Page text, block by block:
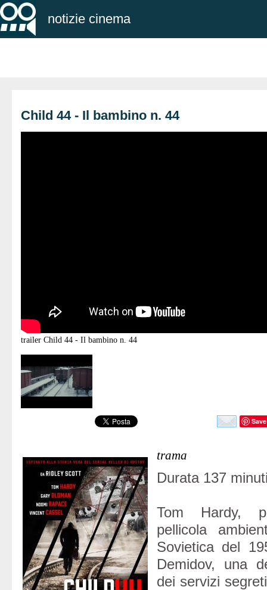
notizie cinema
Child 44 - Il bambino n. 44
trailer Child 44 - Il bambino n. 44
Save
trama
Durata 137
Tom Hardy,
pellicola
Sovietica del
Demidov, una
dei servizi